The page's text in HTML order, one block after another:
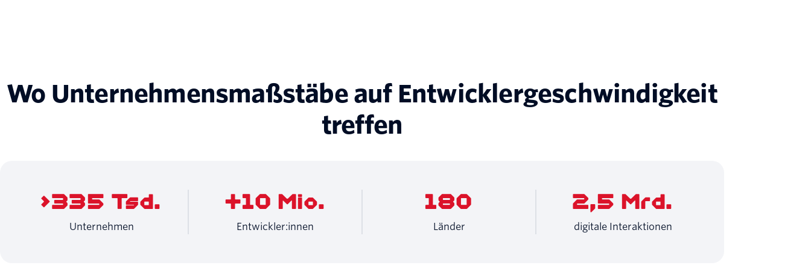
Wo Unternehmensmaßstäbe auf Entwicklergeschwindigkeit
treffen
>335 Tsd.
Unternehmen
+10 Mio.
Entwickler:innen
180
Länder
2,5 Mrd.
digitale Interaktionen